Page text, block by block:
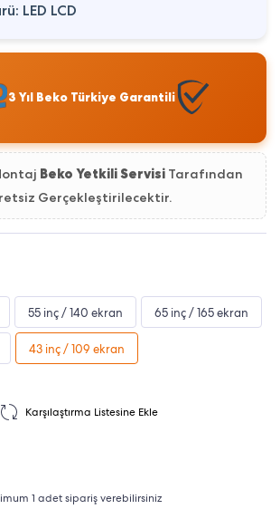
LED LCD
3 Yıl Beko Türkiye Garantili
Beko Yetkili ServisiTarafından
Gerçekleştirilecektir.
55 inç / 140 ekran 65 inç / 165 ekran
43 inç / 109 ekran
Karşılaştırma Listesine Ekle
1 adet sipariş verebilirsiniz